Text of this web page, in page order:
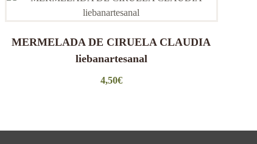
MERMELADA DE CIRUELA CLAUDIA
liebanartesanal
4,50€